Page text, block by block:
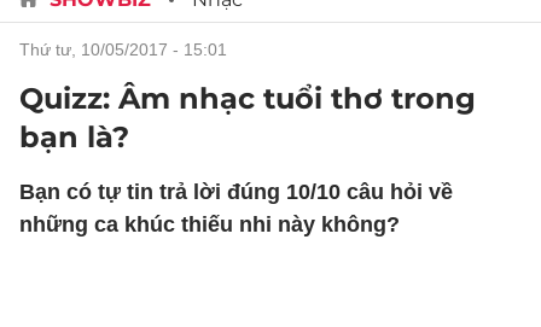
thứ tư, 10/05/2017 - 15:01
Quizz: Âm nhạc tuổi thơ trong
bạn là?
Bạn có tự tin trả lời đúng 10/10 câu hỏi về
những ca khúc thiếu nhi này không?